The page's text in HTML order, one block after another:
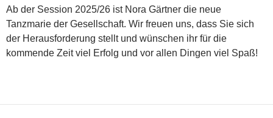
Ab der Session 2025/26 ist Nora Gärtner die neue
Tanzmarie der Gesellschaft. Wir freuen uns, dass Sie sich
der Herausforderung stellt und wünschen ihr für die
kommende Zeit viel Erfolg und vor allen Dingen viel Spaß!